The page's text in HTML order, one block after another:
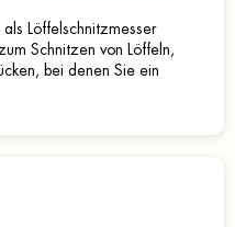
Löffelschnitzmesser
Schnitzen von Löffeln,
bei denen Sie ein